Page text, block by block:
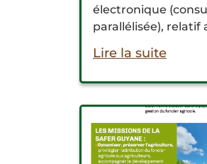
électronique
parallélisée), relatif
Lire la suite